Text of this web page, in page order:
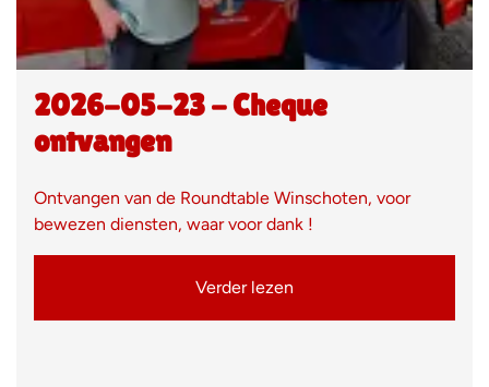
2026-05-23 - Cheque
ontvangen
Ontvangen van de Roundtable Winschoten, voor
bewezen diensten, waar voor dank !
Verder lezen